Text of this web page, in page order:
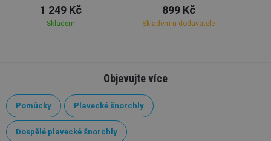
1 249 Kč
Skladem
899 Kč
Skladem u dodavatele
Objevujte více
Pomůcky Plavecké šnorchly
Dospělé plavecké šnorchly